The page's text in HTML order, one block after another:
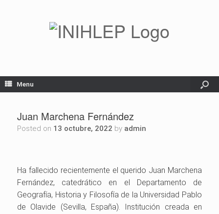
Menu
Juan Marchena Fernández
Posted on 13 octubre, 2022 by admin
Ha fallecido recientemente el querido Juan Marchena
Fernández, catedrático en el Departamento de
Geografía, Historia y Filosofía de la Universidad Pablo
de Olavide (Sevilla, España). Institución creada en